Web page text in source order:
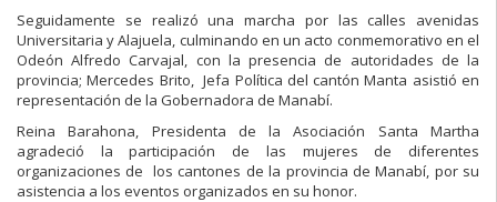
Seguidamente se realizó una marcha por las calles avenidas
Universitaria y Alajuela, culminando en un acto conmemorativo en el
Odeón Alfredo Carvajal, con la presencia de autoridades de la
provincia; Mercedes Brito, Jefa Política del cantón Manta asistió en
representación de la Gobernadora de Manabí.
Reina Barahona, Presidenta de la Asociación Santa Martha
agradeció la participación de las mujeres de diferentes
organizaciones de los cantones de la provincia de Manabí, por su
asistencia a los eventos organizados en su honor.